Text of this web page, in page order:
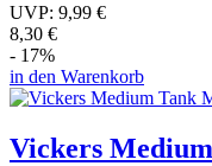
UVP: 9,99 €
8,30 €
- 17%
in den Warenkorb
Vickers